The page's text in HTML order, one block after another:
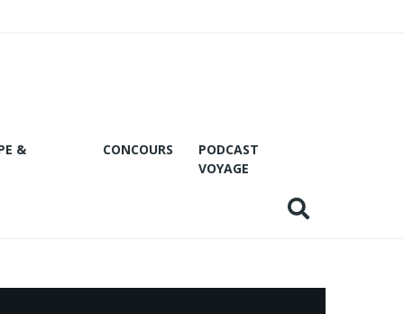
&
CONCOURS
PODCAST
VOYAGE